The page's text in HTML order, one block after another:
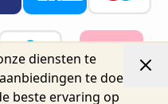
diensten te
te doen
beste ervaring op